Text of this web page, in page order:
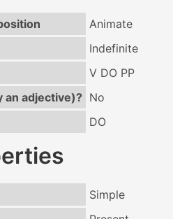
Animate
Indefinite
V DO PP
an adjective)? No
DO
Simple